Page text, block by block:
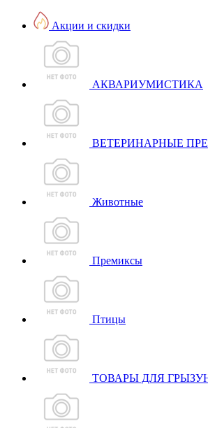
Акции и скидки
АКВАРИУМИСТИКА
ВЕТЕРИНАРНЫЕ
Животные
Премиксы
Птицы
ТОВАРЫ ДЛЯ